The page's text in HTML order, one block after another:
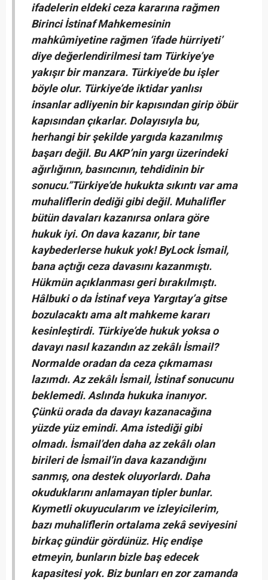
ifadelerin eldeki ceza kararına rağmen
Birinci İstinaf Mahkemesinin
mahkûmiyetine rağmen ‘ifade hürriyeti’
diye değerlendirilmesi tam Türkiye’ye
yakışır bir manzara. Türkiye’de bu işler
böyle olur. Türkiye’de iktidar yanlısı
insanlar adliyenin bir kapısından girip öbür
kapısından çıkarlar. Dolayısıyla bu,
herhangi bir şekilde yargıda kazanılmış
başarı değil. Bu AKP’nin yargı üzerindeki
ağırlığının, basıncının, tehdidinin bir
sonucu.”Türkiye’de hukukta sıkıntı var ama
muhaliflerin dediği gibi değil. Muhalifler
bütün davaları kazanırsa onlara göre
hukuk iyi. On dava kazanır, bir tane
kaybederlerse hukuk yok!ByLock İsmail,
bana açtığı ceza davasını kazanmıştı.
Hükmün açıklanması geri bırakılmıştı.
Hâlbuki o da İstinaf veya Yargıtay’a gitse
bozulacaktı ama alt mahkeme kararı
kesinleştirdi. Türkiye’de hukuk yoksa o
davayı nasıl kazandın az zekâlı İsmail?
Normalde oradan da ceza çıkmaması
lazımdı. Az zekâlı İsmail, İstinaf sonucunu
beklemedi. Aslında hukuka inanıyor.
Çünkü orada da davayı kazanacağına
yüzde yüz emindi. Ama istediği gibi
olmadı. İsmail’den daha az zekâlı olan
birileri de İsmail’in dava kazandığını
sanmış, ona destek oluyorlardı. Daha
okuduklarını anlamayan tipler bunlar.
Kıymetli okuyucularım ve izleyicilerim,
bazı muhaliflerin ortalama zekâ seviyesini
birkaç gündür gördünüz. Hiç endişe
etmeyin, bunların bizle baş edecek
kapasitesi yok. Biz bunları en zor zamanda